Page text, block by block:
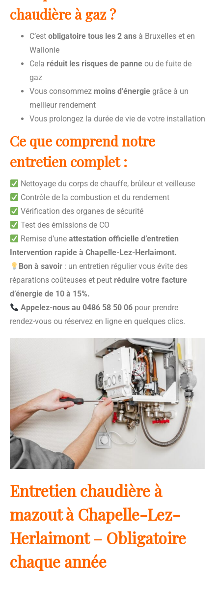
chaudière à gaz ?
C’est obligatoire tous les 2 ans à Bruxelles et en
Wallonie
Cela réduit les risques de panne ou de fuite de
gaz
Vous consommez moins d’énergie grâce à un
meilleur rendement
Vous prolongez la durée de vie de votre installation
Ce que comprend notre
entretien complet :
Nettoyage du corps de chauffe, brûleur et veilleuse
Contrôle de la combustion et du rendement
Vérification des organes de sécurité
Test des émissions de CO
Remise d’uneattestation officielle d’entretien
Intervention rapide à Chapelle-Lez-Herlaimont.
Bon à savoir : un entretien régulier vous évite des
réparations coûteuses et peut réduire votre facture
d’énergie de 10 à 15%.
Appelez-nous au 0486 58 50 06 pour prendre
rendez-vous ou réservez en ligne en quelques clics.
Entretien chaudière à
mazout à Chapelle-Lez-
Herlaimont – Obligatoire
chaque année